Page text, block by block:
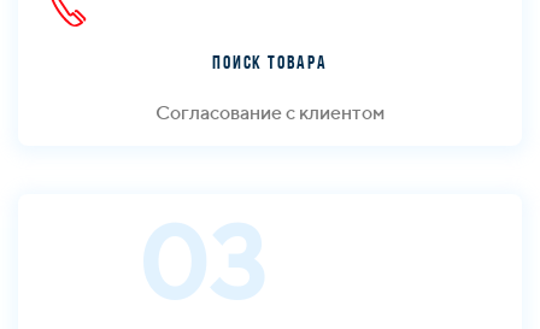
Поиск товара
Согласование с клиентом
03